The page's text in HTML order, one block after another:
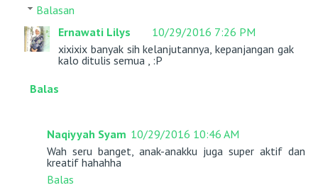
Balasan
Ernawati Lilys
10/29/2016 7:26 PM
xixixix banyak sih kelanjutannya, kepanjangan gak
kalo ditulis semua , :P
Balas
Naqiyyah Syam 10/29/2016 10:46 AM
Wah seru banget, anak-anakku juga super aktif dan
kreatif hahahha
Balas